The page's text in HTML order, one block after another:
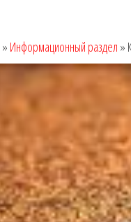
» Информационный раздел »